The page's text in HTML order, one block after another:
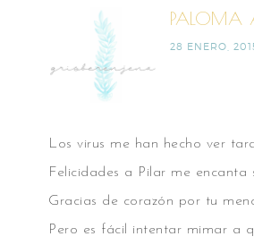
PALOMA
28 ENERO,
Los virus me han hecho ver
Felicidades a Pilar me encanta
Gracias de corazón por tu
Pero es fácil intentar mimar a